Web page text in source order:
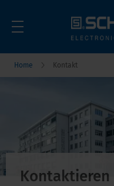
Home Kontakt
Kontaktieren